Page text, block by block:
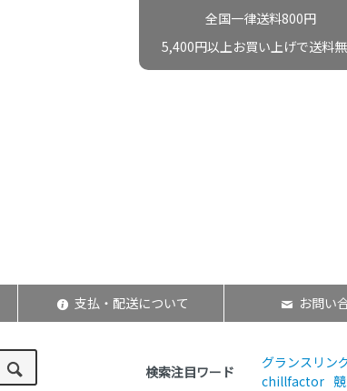
全国一律送料800円
5,400円以上お買い上げで送料
支払・配送について お問い
検索注目ワード
グランスリン
chillfactor